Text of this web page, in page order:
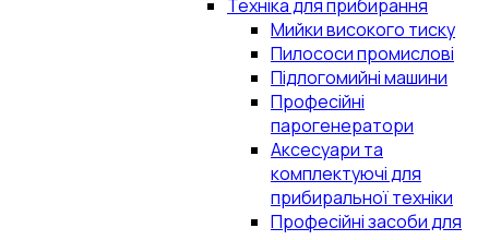
Техніка для прибирання
Мийки високого тиску
Пилососи промислові
Підлогомийні машини
Професійні
парогенератори
Аксесуари та
комплектуючі для
прибиральної техніки
Професійні засоби для